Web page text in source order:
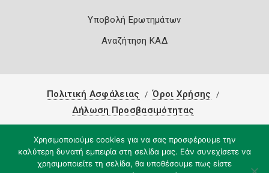
Υποβολή Ερωτημάτων
Αναζήτηση ΚΑΔ
Πολιτική Ασφάλειας
Όροι Χρήσης
Δήλωση Προσβασιμότητας
Χρησιμοποιούμε cookies για να σας προσφέρουμε την
καλύτερη δυνατή εμπειρία στη σελίδα μας. Εάν συνεχίσετε να
χρησιμοποιείτε τη σελίδα, θα υποθέσουμε πως είστε